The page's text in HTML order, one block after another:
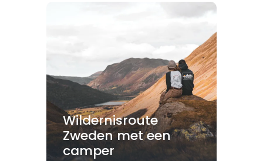
Wildernisroute
Zweden met een
camper